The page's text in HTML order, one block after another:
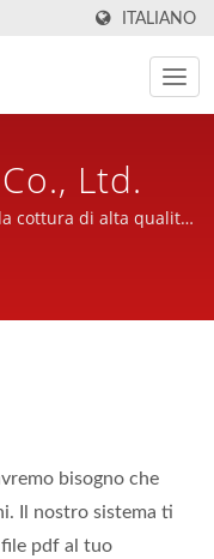
ITALIANO
Ltd.
cottura di alta qualità
cordiale,
bisogno che
Il nostro sistema ti
pdf al tuo